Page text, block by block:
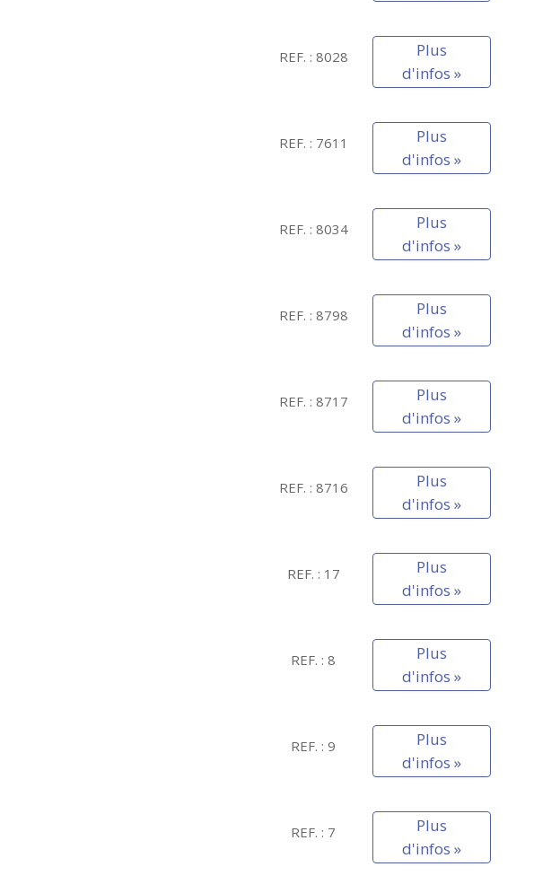
REF. : 8028
Plus
d'infos »
REF. : 7611
Plus
d'infos »
REF. : 8034
Plus
d'infos »
REF. : 8798
Plus
d'infos »
REF. : 8717
Plus
d'infos »
REF. : 8716
Plus
d'infos »
REF. : 17
Plus
d'infos »
REF. : 8
Plus
d'infos »
REF. : 9
Plus
d'infos »
REF. : 7
Plus
d'infos »